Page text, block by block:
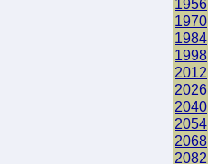
1956
1970
1984
1998
2012
2026
2040
2054
2068
2082